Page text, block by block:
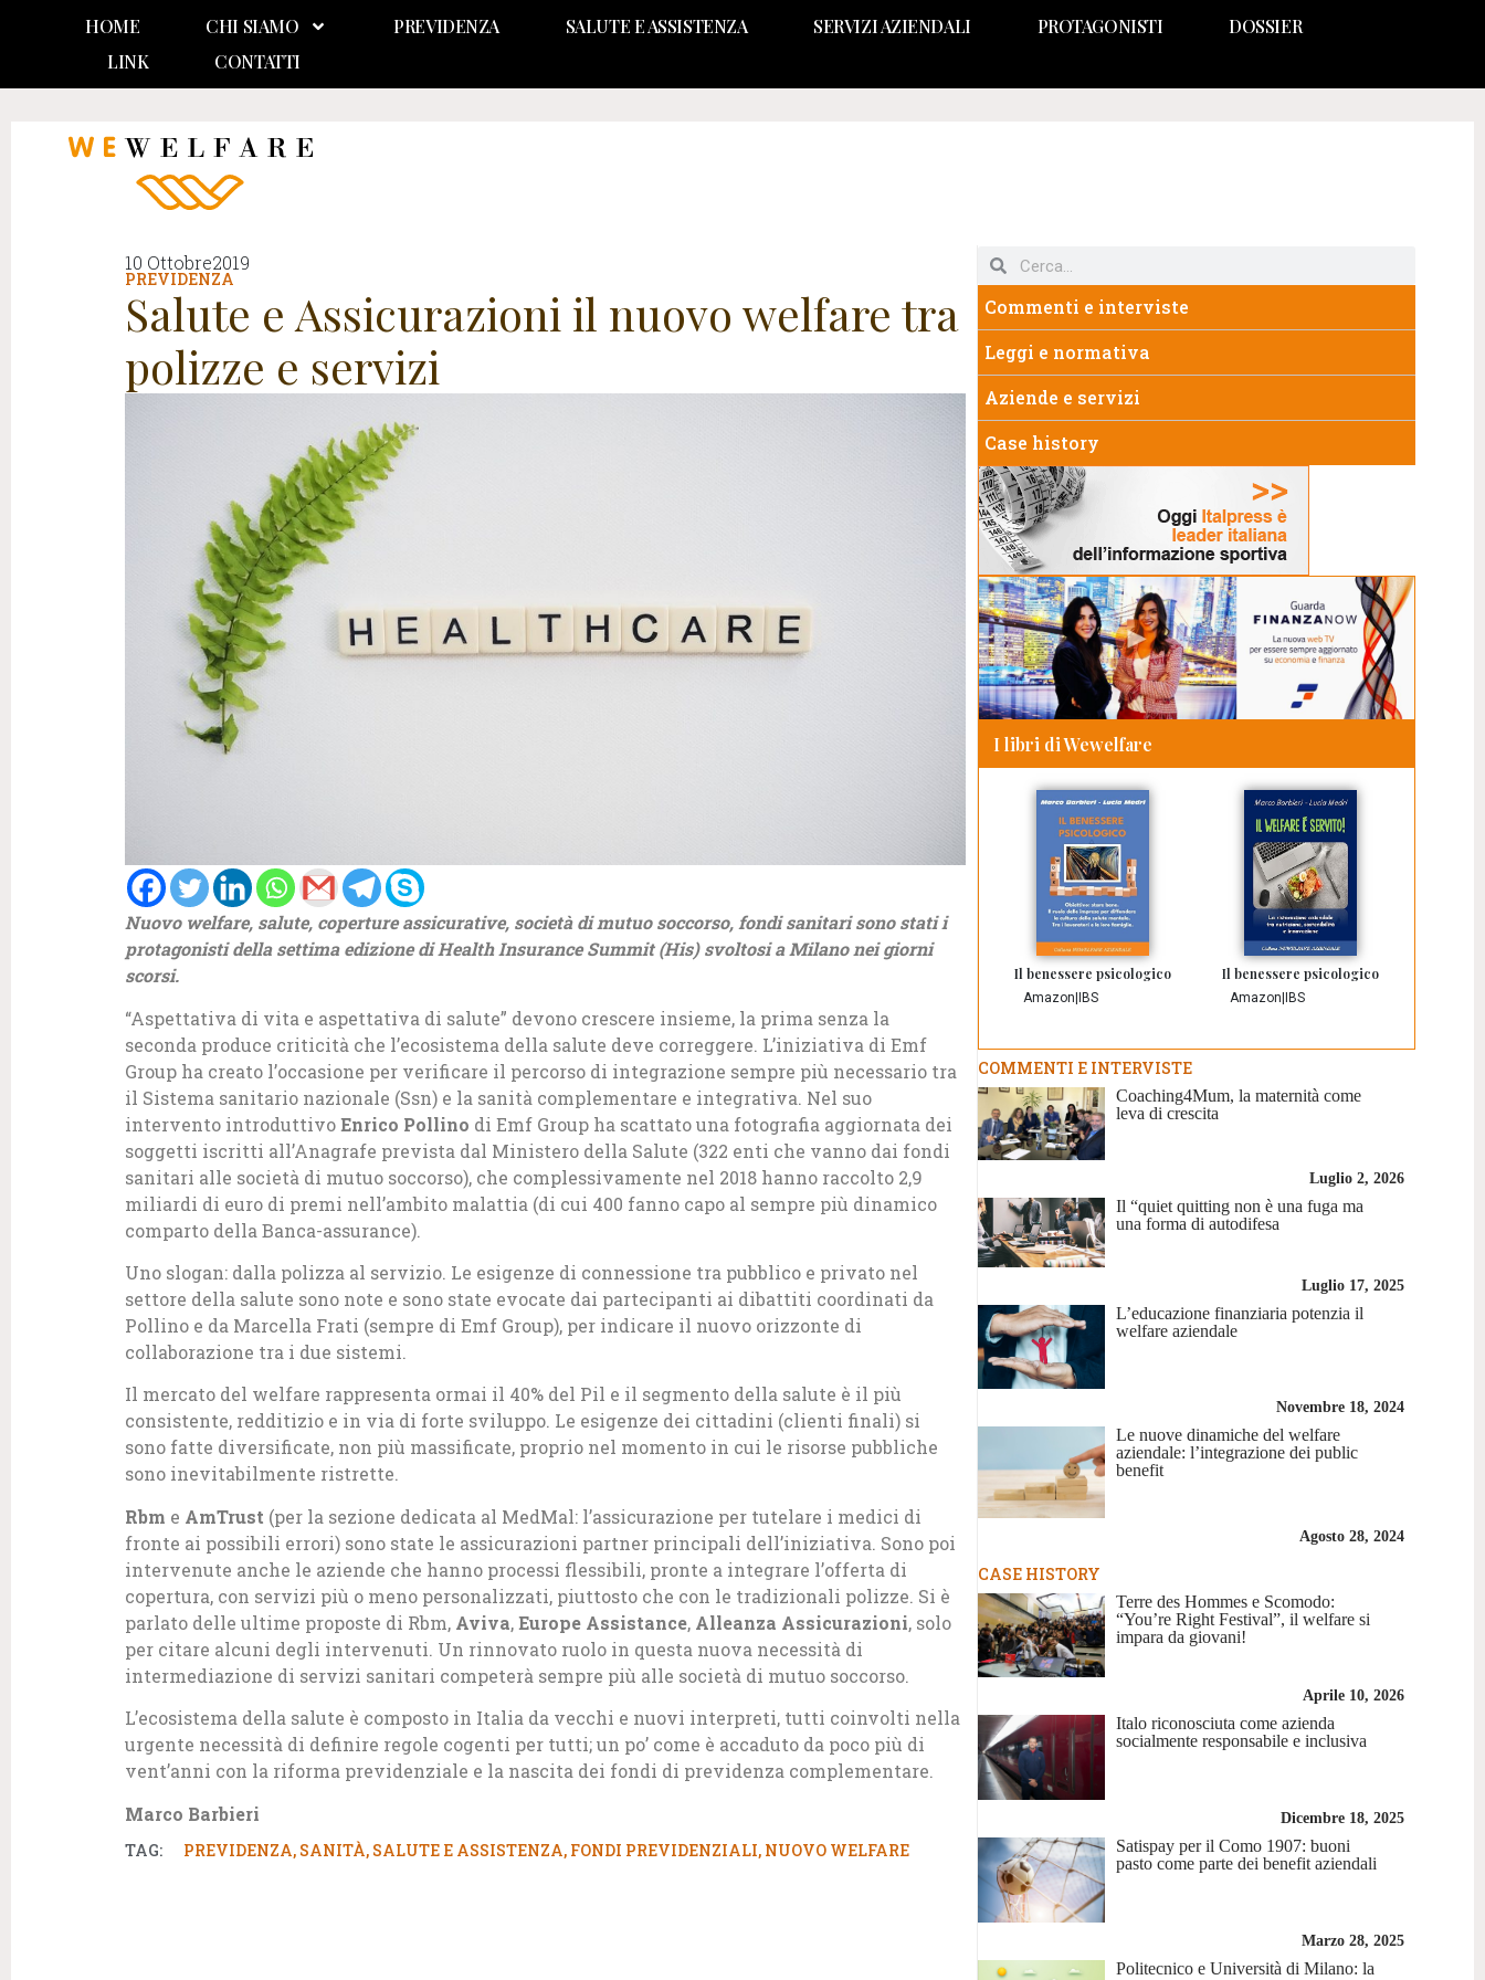
HOME CHI SIAMO PREVIDENZA SALUTE E ASSISTENZA SERVIZI AZIENDALI PROTAGONISTI
DOSSIER
LINK
CONTATTI
10 Ottobre2019
PREVIDENZA
Salute e Assicurazioni il nuovo welfare tra
polizze e servizi
Nuovo welfare, salute, coperture assicurative, società di mutuo soccorso, fondi sanitari sono stati i
protagonisti della settima edizione di Health Insurance Summit (His) svoltosi a Milano nei giorni
scorsi.
“Aspettativa di vita e aspettativa di salute” devono crescere insieme, la prima senza la
seconda produce criticità che l’ecosistema della salute deve correggere. L’iniziativa di Emf
Group ha creato l’occasione per verificare il percorso di integrazione sempre più necessario tra
il Sistema sanitario nazionale (Ssn) e la sanità complementare e integrativa. Nel suo
intervento introduttivoEnrico Pollino di Emf Group ha scattato una fotografia aggiornata dei
soggetti iscritti all’Anagrafe prevista dal Ministero della Salute (322 enti che vanno dai fondi
sanitari alle società di mutuo soccorso), che complessivamente nel 2018 hanno raccolto 2,9
miliardi di euro di premi nell’ambito malattia (di cui 400 fanno capo al sempre più dinamico
comparto della Banca-assurance).
Uno slogan: dalla polizza al servizio. Le esigenze di connessione tra pubblico e privato nel
settore della salute sono note e sono state evocate dai partecipanti ai dibattiti coordinati da
Pollino e da Marcella Frati (sempre di Emf Group), per indicare il nuovo orizzonte di
collaborazione tra i due sistemi.
Il mercato del welfare rappresenta ormai il 40% del Pil e il segmento della salute è il più
consistente, redditizio e in via di forte sviluppo. Le esigenze dei cittadini (clienti finali) si
sono fatte diversificate, non più massificate, proprio nel momento in cui le risorse pubbliche
sono inevitabilmente ristrette.
Rbm e AmTrust (per la sezione dedicata al MedMal: l’assicurazione per tutelare i medici di
fronte ai possibili errori) sono state le assicurazioni partner principali dell’iniziativa. Sono poi
intervenute anche le aziende che hanno processi flessibili, pronte a integrare l’offerta di
copertura, con servizi più o meno personalizzati, piuttosto che con le tradizionali polizze. Si è
parlato delle ultime proposte di Rbm, Aviva,Europe Assistance, Alleanza Assicurazioni, solo
per citare alcuni degli intervenuti. Un rinnovato ruolo in questa nuova necessità di
intermediazione di servizi sanitari competerà sempre più alle società di mutuo soccorso.
L’ecosistema della salute è composto in Italia da vecchi e nuovi interpreti, tutti coinvolti nella
urgente necessità di definire regole cogenti per tutti; un po’ come è accaduto da poco più di
vent’anni con la riforma previdenziale e la nascita dei fondi di previdenza complementare.
Marco Barbieri
TAG: PREVIDENZA, SANITÀ, SALUTE E ASSISTENZA, FONDI PREVIDENZIALI, NUOVO WELFARE
Commenti e interviste
Leggi e normativa
Aziende e servizi
Case history
I libri di Wewelfare
Il benessere psicologico
Amazon IBS
Il benessere psicologico
Amazon IBS
COMMENTI E INTERVISTE
Coaching4Mum, la maternità come
leva di crescita
Luglio 2, 2026
Il “quiet quitting non è una fuga ma
una forma di autodifesa
Luglio 17, 2025
L’educazione finanziaria potenzia il
welfare aziendale
Novembre 18, 2024
Le nuove dinamiche del welfare
aziendale: l’integrazione dei public
benefit
Agosto 28, 2024
CASE HISTORY
Terre des Hommes e Scomodo:
“You’re Right Festival”, il welfare si
impara da giovani!
Aprile 10, 2026
Italo riconosciuta come azienda
socialmente responsabile e inclusiva
Dicembre 18, 2025
Satispay per il Como 1907: buoni
pasto come parte dei benefit aziendali
Marzo 28, 2025
Politecnico e Università di Milano: la